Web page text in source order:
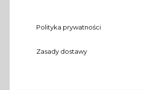
Polityka prywatności
Zasady dostawy